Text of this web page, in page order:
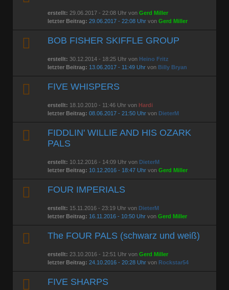
erstellt: 29.06.2017 - 22:08 Uhr vonGerd Miller
letzter Beitrag: 29.06.2017 - 22:08 Uhr vonGerd Miller
BOB FISHER SKIFFLE GROUP
erstellt: 30.12.2014 - 18:25 Uhr von Heino Fritz
letzter Beitrag: 13.06.2017 - 11:49 Uhr von Billy Bryan
FIVE WHISPERS
erstellt: 18.10.2010 - 11:46 Uhr von Hardi
letzter Beitrag: 08.06.2017 - 21:50 Uhr von DieterM
FIDDLIN' WILLIE AND HIS OZARK
PALS
erstellt: 10.12.2016 - 14:09 Uhr von DieterM
letzter Beitrag: 10.12.2016 - 18:47 Uhr vonGerd Miller
FOUR IMPERIALS
erstellt: 15.11.2016 - 23:19 Uhr von DieterM
letzter Beitrag: 16.11.2016 - 10:50 Uhr vonGerd Miller
The FOUR PALS (schwarz und weiß)
erstellt: 23.10.2016 - 12:51 Uhr vonGerd Miller
letzter Beitrag: 24.10.2016 - 20:28 Uhr von Rockstar54
FIVE SHARPS